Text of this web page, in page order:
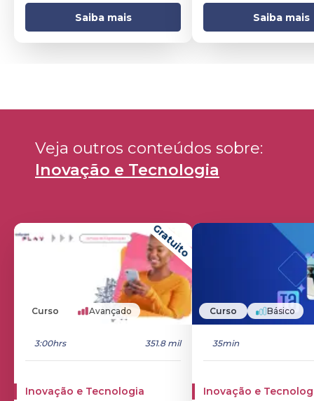
Saiba mais Saiba mais
Inovação e Tecnologia
Gratuito
Curso Avançado
3:00hrs 351.8 mil
Inovação e Tecnologia
Curso Básico
35min
Inovação e